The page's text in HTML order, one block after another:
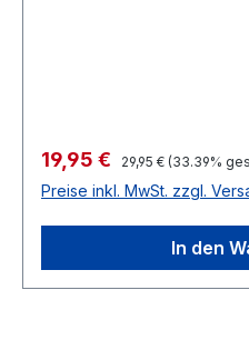
Verkaufspreis:
19,95 € Regulärer Preis:
29,95 € (33.39%
Preise inkl. MwSt. zzgl.
In den